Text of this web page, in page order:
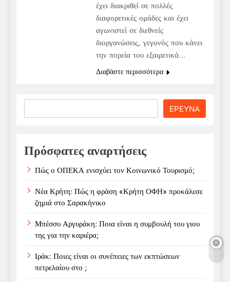
έχει διακριθεί σε πολλές
διαφορετικές ομάδες και έχει
αγωνιστεί σε διεθνείς
διοργανώσεις, γεγονός που κάνει
την πορεία του εξαιρετικά…
Διαβάστε περισσότερα
ΕΡΕΥΝΑ
Πρόσφατες αναρτήσεις
Πώς ο ΟΠΕΚΑ ενισχύει τον Κοινωνικό Τουρισμό;
Νέα Κρήτη: Πώς η φράση «Κρήτη ΟΦΗ» προκάλεσε
ζημιά στο Σαρακήνικο
Μπέσσυ Αργυράκη: Ποια είναι η συμβουλή του γιου
της για την καριέρα;
Ιράκ: Ποιες είναι οι συνέπειες των εκπτώσεων
πετρελαίου στο ;